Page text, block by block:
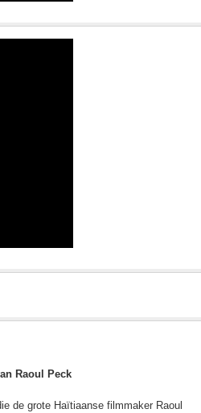
Raoul Peck
de grote Haïtiaanse filmmaker Raoul